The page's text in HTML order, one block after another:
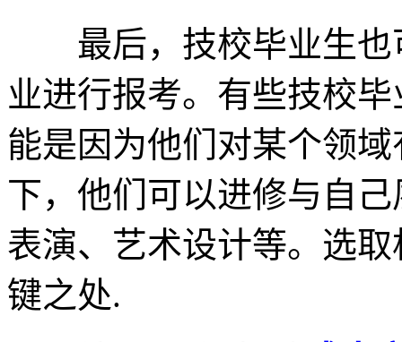
最后，技校毕业生也
业进行报考。有些技校
能是因为他们对某个领
下，他们可以进修与自
表演、艺术设计等。选
键之处.